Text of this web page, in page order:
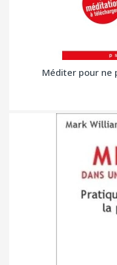
Méditer pour ne